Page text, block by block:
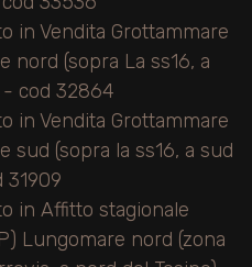
in Vendita Grottammare
nord (sopra La ss16, a
- cod 32864
in Vendita Grottammare
sud (sopra la ss16, a sud
31909
in Affitto stagionale
Lungomare nord (zona